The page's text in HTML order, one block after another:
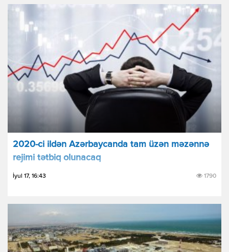
2020-ci ildən Azərbaycanda tam üzən məzənnə
rejimi tətbiq olunacaq
İyul 17, 16:43 1790